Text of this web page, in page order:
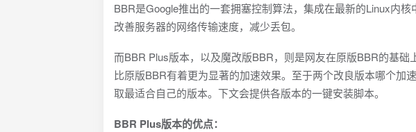
BBR是Google推出的一套拥塞控制算法，集成在最新的Linux内
改善服务器的网络传输速度，减少丢包。
而BBR Plus版本，以及魔改版BBR，则是网友在原版BBR的基础
比原版BBR有着更为显著的加速效果。至于两个改良版本哪个加
取最适合自己的版本。下文会提供各版本的一键安装脚本。
BBR Plus版本的优点：